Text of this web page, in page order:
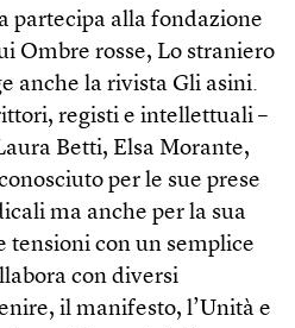
partecipa alla fondazione
Ombre rosse, Lo straniero
anche la rivista Gli asini.
registi e intellettuali –
Betti, Elsa Morante,
per le sue prese
ma anche per la sua
tensioni con un semplice
con diversi
il manifesto, l’Unità e